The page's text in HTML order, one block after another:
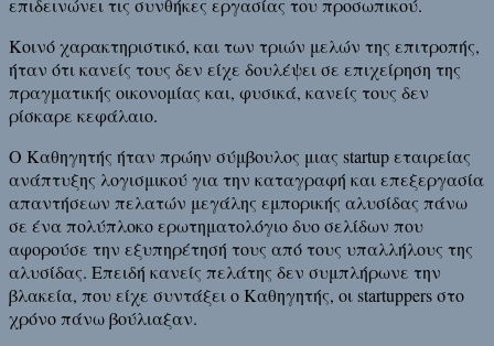
επιδεινώνει τις συνθήκες εργασίας του προσωπικού.
Κοινό χαρακτηριστικό, και των τριών μελών της επιτροπής,
ήταν ότι κανείς τους δεν είχε δουλέψει σε επιχείρηση της
πραγματικής οικονομίας και, φυσικά, κανείς τους δεν
ρίσκαρε κεφάλαιο.
Ο Καθηγητής ήταν πρώην σύμβουλος μιας startup εταιρείας
ανάπτυξης λογισμικού για την καταγραφή και επεξεργασία
απαντήσεων πελατών μεγάλης εμπορικής αλυσίδας πάνω
σε ένα πολύπλοκο ερωτηματολόγιο δυο σελίδων που
αφορούσε την εξυπηρέτησή τους από τους υπαλλήλους της
αλυσίδας. Επειδή κανείς πελάτης δεν συμπλήρωνε την
βλακεία, που είχε συντάξει ο Καθηγητής, οι startuppers στο
χρόνο πάνω βούλιαξαν.